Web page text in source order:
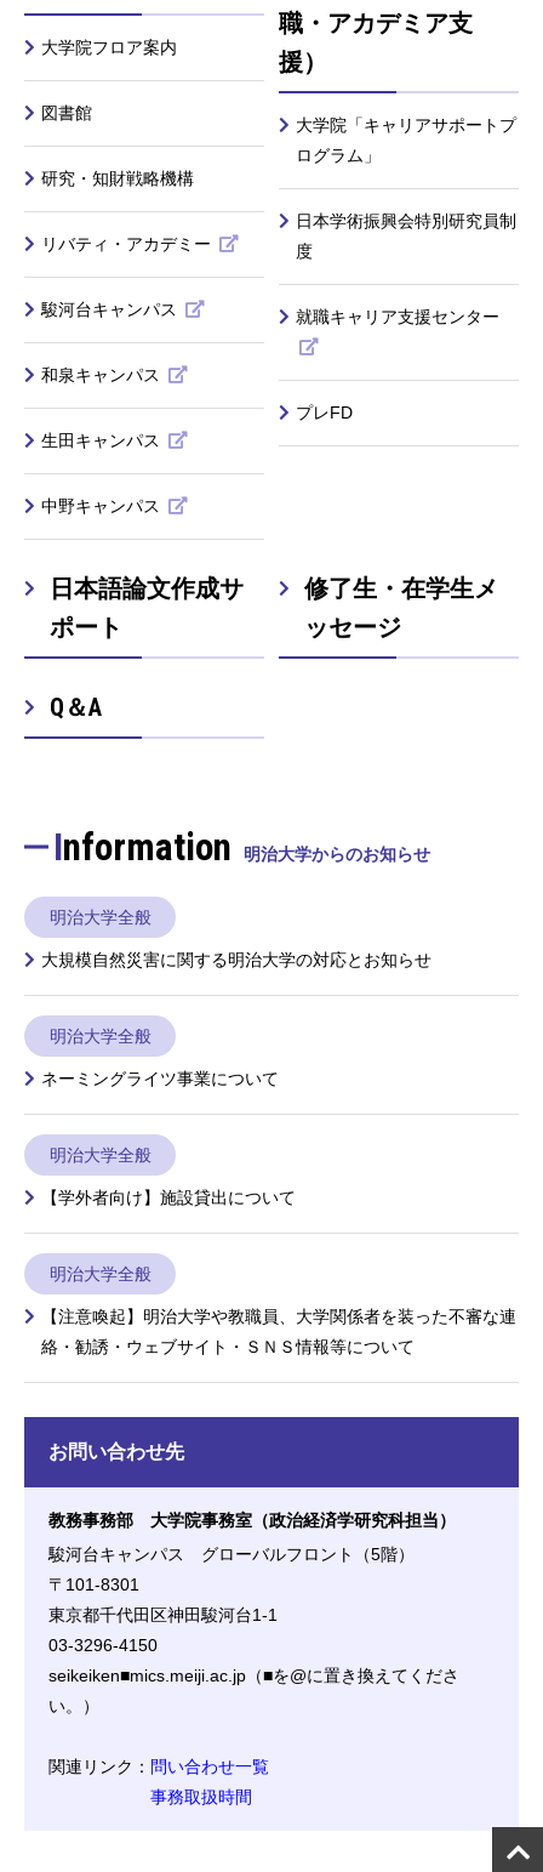
大学院フロア案内
図書館
研究・知財戦略機構
リバティ・アカデミー
駿河台キャンパス
和泉キャンパス
生田キャンパス
中野キャンパス
職・アカデミア支
援）
大学院「キャリアサポートプ
ログラム」
日本学術振興会特別研究員制
度
就職キャリア支援センター
プレFD
日本語論文作成サ
ポート
修了生・在学生メ
ッセージ
Q＆A
Information 明治大学からのお知らせ
明治大学全般
大規模自然災害に関する明治大学の対応とお知らせ
明治大学全般
ネーミングライツ事業について
明治大学全般
【学外者向け】施設貸出について
明治大学全般
【注意喚起】明治大学や教職員、大学関係者を装った不審な連
絡・勧誘・ウェブサイト・ＳＮＳ情報等について
お問い合わせ先
教務事務部 大学院事務室（政治経済学研究科担当）
駿河台キャンパス グローバルフロント（5階）
〒101-8301
東京都千代田区神田駿河台1-1
03-3296-4150
seikeiken■mics.meiji.ac.jp（■を@に置き換えてくださ
い。）
関連リンク： 問い合わせ一覧
事務取扱時間